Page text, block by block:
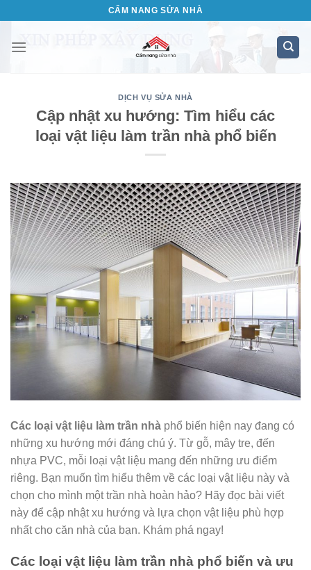
nội
CẨM NANG SỬA NHÀ
DỊCH VỤ SỬA NHÀ
Cập nhật xu hướng: Tìm hiểu các
loại vật liệu làm trần nhà phổ biến
Các loại vật liệu làm trần nhà phổ biến hiện nay đang có
những xu hướng mới đáng chú ý. Từ gỗ, mây tre, đến
nhựa PVC, mỗi loại vật liệu mang đến những ưu điểm
riêng. Bạn muốn tìm hiểu thêm về các loại vật liệu này và
chọn cho mình một trần nhà hoàn hảo? Hãy đọc bài viết
này để cập nhật xu hướng và lựa chọn vật liệu phù hợp
nhất cho căn nhà của bạn. Khám phá ngay!
Các loại vật liệu làm trần nhà phổ biến và ưu